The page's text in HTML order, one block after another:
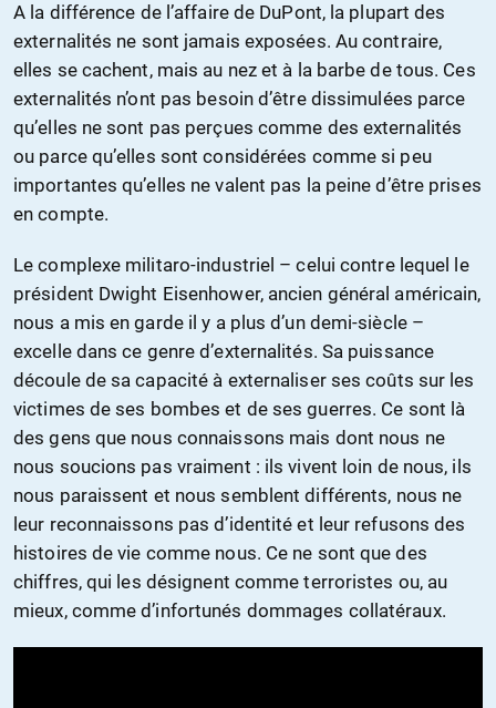
A la différence de l’affaire de DuPont, la plupart des
externalités ne sont jamais exposées. Au contraire,
elles se cachent, mais au nez et à la barbe de tous. Ces
externalités n’ont pas besoin d’être dissimulées parce
qu’elles ne sont pas perçues comme des externalités
ou parce qu’elles sont considérées comme si peu
importantes qu’elles ne valent pas la peine d’être prises
en compte.
Le complexe militaro-industriel – celui contre lequel le
président Dwight Eisenhower, ancien général américain,
nous a mis en garde il y a plus d’un demi-siècle –
excelle dans ce genre d’externalités. Sa puissance
découle de sa capacité à externaliser ses coûts sur les
victimes de ses bombes et de ses guerres. Ce sont là
des gens que nous connaissons mais dont nous ne
nous soucions pas vraiment : ils vivent loin de nous, ils
nous paraissent et nous semblent différents, nous ne
leur reconnaissons pas d’identité et leur refusons des
histoires de vie comme nous. Ce ne sont que des
chiffres, qui les désignent comme terroristes ou, au
mieux, comme d’infortunés dommages collatéraux.